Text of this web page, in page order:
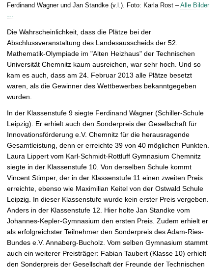
e
i
e
ö
f
n
Ferdinand Wagner und Jan Standke (v.l.). Foto: Karla Rost –Alle Bilder
Die Wahrscheinlichkeit, dass die Plätze bei der
Abschlussveranstaltung des Landesausscheids der 52.
Mathematik-Olympiade im "Alten Heizhaus" der Technischen
Universität Chemnitz kaum ausreichen, war sehr hoch. Und so
kam es auch, dass am 24. Februar 2013 alle Plätze besetzt
waren, als die Gewinner des Wettbewerbes bekanntgegeben
wurden.
In der Klassenstufe 9 siegte Ferdinand Wagner (Schiller-Schule
Leipzig). Er erhielt auch den Sonderpreis der Gesellschaft für
Innovationsförderung e.V. Chemnitz für die herausragende
Gesamtleistung, denn er erreichte 39 von 40 möglichen Punkten.
Laura Lippert vom Karl-Schmidt-Rottluff Gymnasium Chemnitz
siegte in der Klassenstufe 10. Von derselben Schule kommt
Vincent Stimper, der in der Klassenstufe 11 einen zweiten Preis
erreichte, ebenso wie Maximilian Keitel von der Ostwald Schule
Leipzig. In dieser Klassenstufe wurde kein erster Preis vergeben.
Anders in der Klassenstufe 12. Hier holte Jan Standke vom
Johannes-Kepler-Gymnasium den ersten Preis. Zudem erhielt er
als erfolgreichster Teilnehmer den Sonderpreis des Adam-Ries-
Bundes e.V. Annaberg-Bucholz. Vom selben Gymnasium stammt
auch ein weiterer Preisträger: Fabian Taubert (Klasse 10) erhielt
den Sonderpreis der Gesellschaft der Freunde der Technischen